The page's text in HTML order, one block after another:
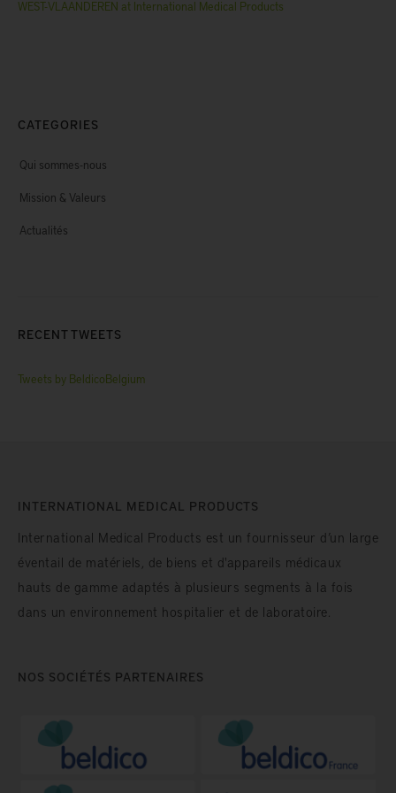
WEST-VLAANDEREN at International Medical Products
CATEGORIES
Qui sommes-nous
Mission & Valeurs
Actualités
RECENT TWEETS
Tweets by BeldicoBelgium
INTERNATIONAL MEDICAL PRODUCTS
International Medical Products est un fournisseur d’un large
éventail de matériels, de biens et d'appareils médicaux
hauts de gamme adaptés à plusieurs segments à la fois
dans un environnement hospitalier et de laboratoire.
NOS SOCIÉTÉS PARTENAIRES